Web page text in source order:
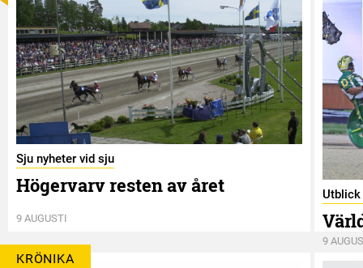
Sju nyheter vid sju
Högervarv resten av året
9 AUGUSTI
Utblick
9
KRÖNIKA